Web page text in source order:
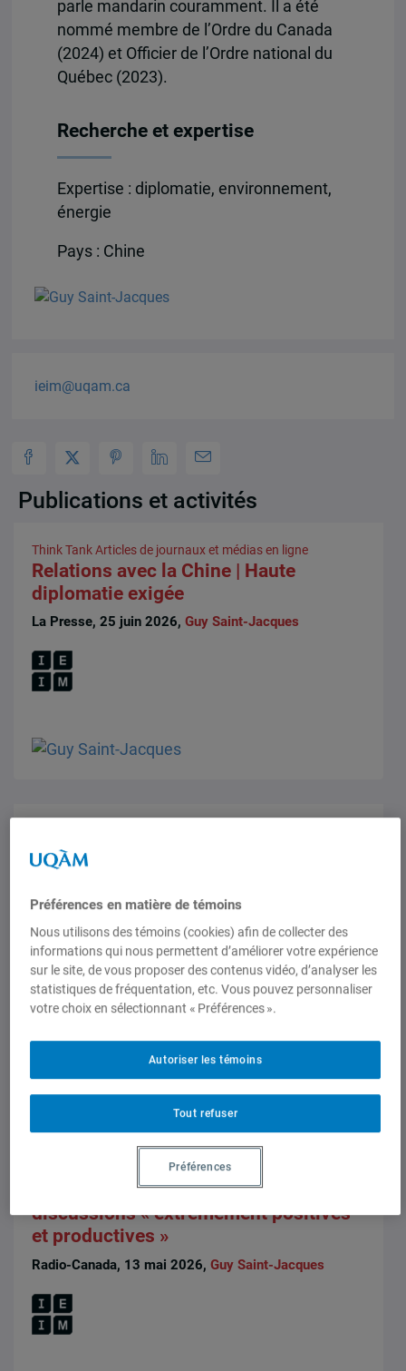
parle mandarin couramment. Il a été
nommé membre de l’Ordre du Canada
(2024) et Officier de l’Ordre national du
Québec (2023).
Recherche et expertise
Expertise : diplomatie, environnement,
énergie
Pays : Chine
ieim@uqam.ca
Publications et activités
Think TankArticles de journaux et médias en ligne
Relations avec la Chine | Haute
diplomatie exigée
La Presse, 25 juin 2026,Guy Saint-Jacques
Lettre au premier ministre Carney |
Urgence d’agir en Cisjordanie, à Gaza
et au Liban
Plusieurs fellows de l'IEIM comptent parmi les 190
signataires, 14 mai 2026,Gilles Rivard Anne Leahy ,
Guy Saint-Jacques , Marie Gervais-Vidricaire
Entrevues dans les médias écrits
Visite de Trump en Chine : des
discussions « extrêmement positives
et productives »
Radio-Canada, 13 mai 2026,Guy Saint-Jacques
Préférences en matière de témoins
Nous utilisons des témoins (cookies) afin de collecter des
informations qui nous permettent d’améliorer votre expérience
sur le site, de vous proposer des contenus vidéo, d’analyser les
statistiques de fréquentation, etc. Vous pouvez personnaliser
votre choix en sélectionnant « Préférences ».
Tout refuser
Autoriser les témoins
Préférences